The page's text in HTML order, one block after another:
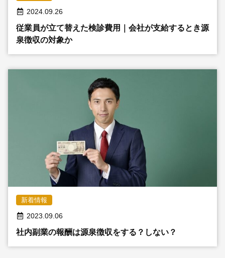
2024.09.26
従業員が立て替えた検診費用｜会社が支給するとき源
泉徴収の対象か
新着情報
2023.09.06
社内副業の報酬は源泉徴収をする？しない？